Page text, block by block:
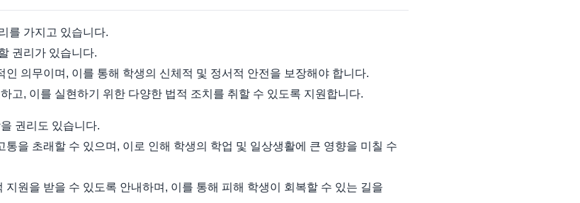
를 가지고 있습니다.
권리가 있습니다.
의무이며, 이를 통해 학생의 신체적 및 정서적 안전을 보장해야 합니다.
고, 이를 실현하기 위한 다양한 법적 조치를 취할 수 있도록 지원합니다.
권리도 있습니다.
을 초래할 수 있으며, 이로 인해 학생의 학업 및 일상생활에 큰 영향을 미칠 수
원을 받을 수 있도록 안내하며, 이를 통해 피해 학생이 회복할 수 있는 길을